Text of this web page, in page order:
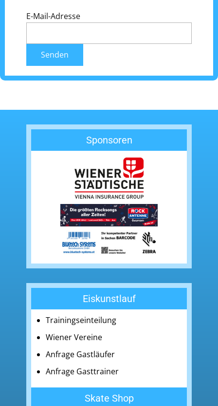
E-Mail-Adresse
Senden
Sponsoren
Eiskunstlauf
Trainingseinteilung
Wiener Vereine
Anfrage Gastläufer
Anfrage Gasttrainer
Skate Shop